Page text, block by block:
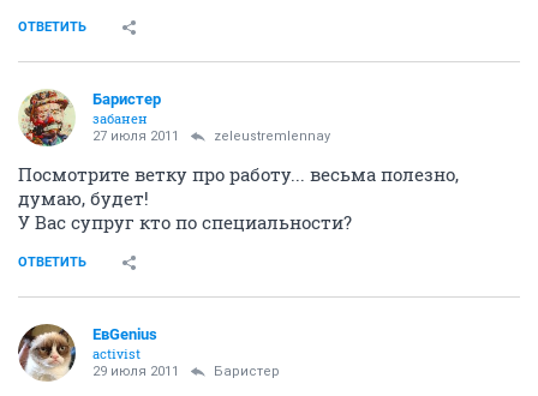
ОТВЕТИТЬ
Баристер
забанен
27 июля 2011 zeleustremlennay
Посмотрите ветку про работу... весьма полезно,
думаю, будет!
У Вас супруг кто по специальности?
ОТВЕТИТЬ
ЕвGenius
activist
29 июля 2011 Баристер